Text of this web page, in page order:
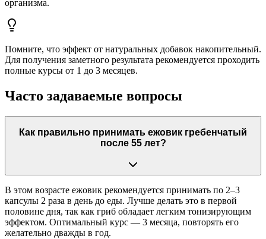
организма.
Помните, что эффект от натуральных добавок накопительный.
Для получения заметного результата рекомендуется проходить
полные курсы от 1 до 3 месяцев.
Часто задаваемые вопросы
Как правильно принимать ежовик гребенчатый
после 55 лет?
В этом возрасте ежовик рекомендуется принимать по 2–3
капсулы 2 раза в день до еды. Лучше делать это в первой
половине дня, так как гриб обладает легким тонизирующим
эффектом. Оптимальный курс — 3 месяца, повторять его
желательно дважды в год.